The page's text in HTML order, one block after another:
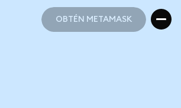
OBTÉN METAMASK